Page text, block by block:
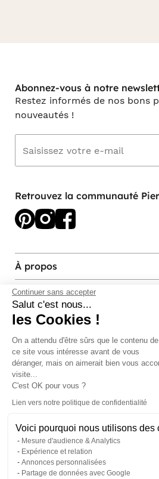
Continuer sans accepter
Salut c'est nous...
les Cookies !
On a attendu d'être sûrs que le contenu de
ce site vous intéresse avant de vous
déranger, mais on aimerait bien vous
visite...
C'est OK pour vous ?
Lien vers notre politique de confidentialité
Voici pourquoi nous utilisons des
Mesure d'audience & Analytics
Expérience et relation
Annonces personnalisées
Partage de données avec Google
Abonnez-vous à notre
Restez informés de nos bons
nouveautés !
Retrouvez la communauté
À propos
Services et contact
Magasins et Showrooms
Modes de paiement acceptés
© Pier Import2026